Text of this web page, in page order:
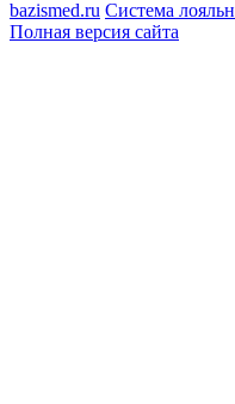
bazismed.ru Система
Полная версия сайта